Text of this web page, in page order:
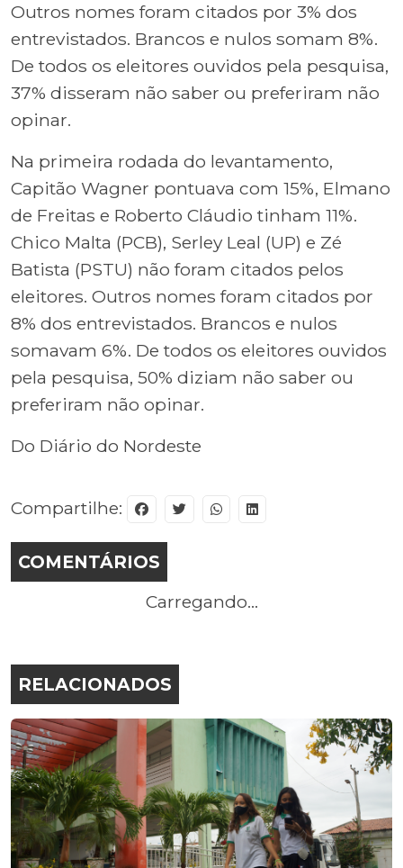
Outros nomes foram citados por 3% dos
entrevistados. Brancos e nulos somam 8%.
De todos os eleitores ouvidos pela pesquisa,
37% disseram não saber ou preferiram não
opinar.
Na primeira rodada do levantamento,
Capitão Wagner pontuava com 15%, Elmano
de Freitas e Roberto Cláudio tinham 11%.
Chico Malta (PCB), Serley Leal (UP) e Zé
Batista (PSTU) não foram citados pelos
eleitores. Outros nomes foram citados por
8% dos entrevistados. Brancos e nulos
somavam 6%. De todos os eleitores ouvidos
pela pesquisa, 50% diziam não saber ou
preferiram não opinar.
Do Diário do Nordeste
Compartilhe:
COMENTÁRIOS
Carregando...
RELACIONADOS